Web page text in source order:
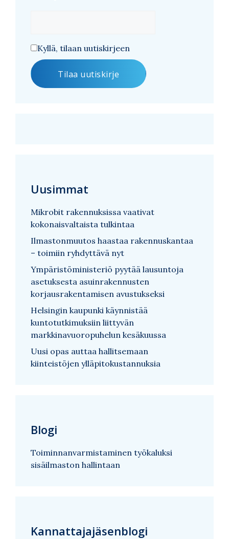
Kyllä, tilaan uutiskirjeen
Uusimmat
Mikrobit rakennuksissa vaativat
kokonaisvaltaista tulkintaa
Ilmastonmuutos haastaa rakennuskantaa
– toimiin ryhdyttävä nyt
Ympäristöministeriö pyytää lausuntoja
asetuksesta asuinrakennusten
korjausrakentamisen avustukseksi
Helsingin kaupunki käynnistää
kuntotutkimuksiin liittyvän
markkinavuoropuhelun kesäkuussa
Uusi opas auttaa hallitsemaan
kiinteistöjen ylläpitokustannuksia
Blogi
Toiminnanvarmistaminen työkaluksi
sisäilmaston hallintaan
Kannattajajäsenblogi